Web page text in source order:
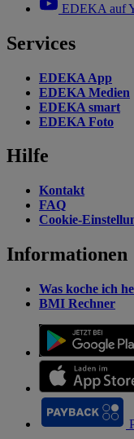
EDEKA auf
Services
EDEKA App
EDEKA Medien
EDEKA smart
EDEKA Foto
Hilfe
Kontakt
FAQ
Cookie-
Informationen
Was koche ich
BMI Rechner